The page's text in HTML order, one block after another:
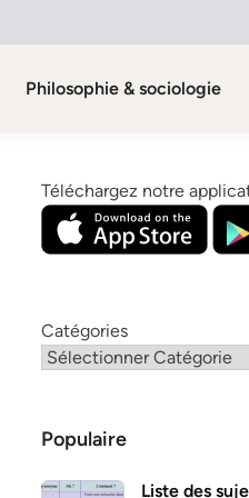
Philosophie & sociologie
Téléchargez notre
Catégories
Populaire
Liste des